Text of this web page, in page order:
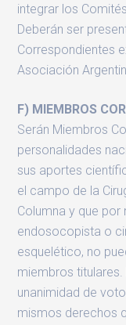
integrar los
Deberán ser
Correspondientes
Asociación
F) MIEMBROS
Serán Miembros
personalidades
sus aportes
el campo de la
Columna y que
endosocopista o
esquelético, no
miembros
unanimidad de
mismos derechos